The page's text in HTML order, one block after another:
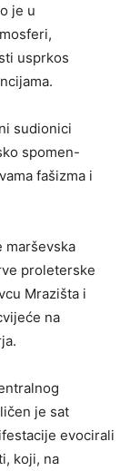
je u
usprkos
sudionici
spomen-
fašizma i
marševska
proleterske
Mrazišta i
na
je sat
evocirali
koji, na